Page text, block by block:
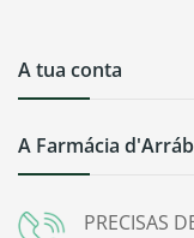
PRECISAS
A Farmácia
A tua conta